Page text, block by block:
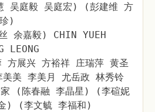
吴庭毅 吴庭宏) (彭建维 方
)
余嘉毅) CHIN YUEH
LEONG
方展兴 方裕祥 庄瑞萍 黄圣
美 李美月 尤岳政 林秀铃
家 (陈春融 李晶星) (李碹妮
) (李文毓 李福和)